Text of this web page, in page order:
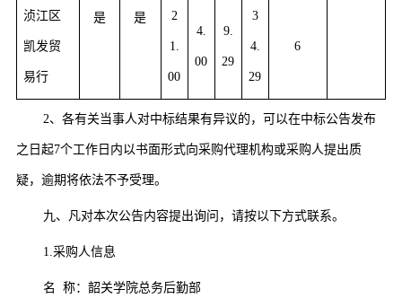
浈江区
凯发贸
易行
是 是 2
1.
00
4.
00
9.
29
3
4.
29
6
2、各有关当事人对中标结果有异议的，可以在中标公告发布
之日起7个工作日内以书面形式向采购代理机构或采购人提出质
疑，逾期将依法不予受理。
九、凡对本次公告内容提出询问，请按以下方式联系。
1.采购人信息
名 称：韶关学院总务后勤部